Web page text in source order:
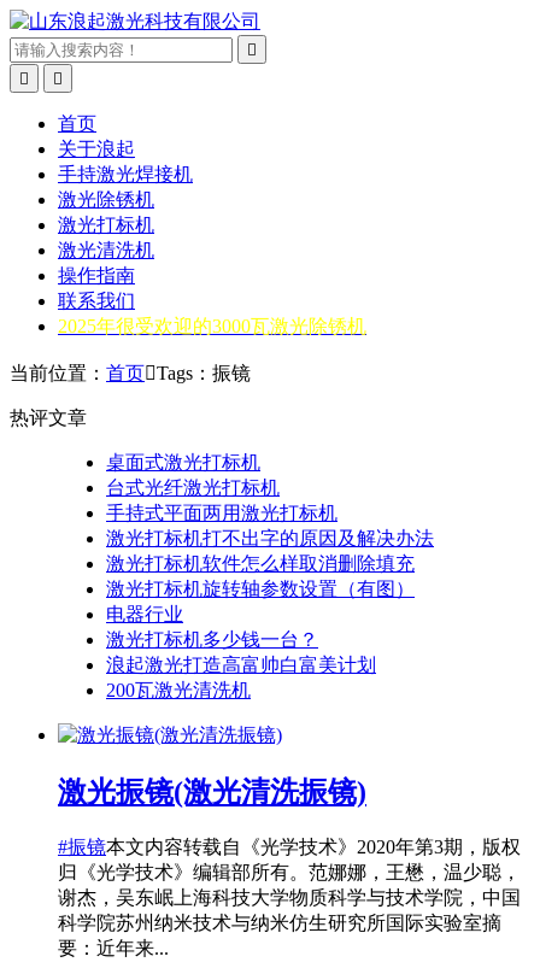



首页
关于浪起
手持激光焊接机
激光除锈机
激光打标机
激光清洗机
操作指南
联系我们
2025年很受欢迎的3000瓦激光除锈机
当前位置： 首页Tags：振镜
热评文章
桌面式激光打标机
台式光纤激光打标机
手持式平面两用激光打标机
激光打标机打不出字的原因及解决办法
激光打标机软件怎么样取消删除填充
激光打标机旋转轴参数设置（有图）
电器行业
激光打标机多少钱一台？
浪起激光打造高富帅白富美计划
200瓦激光清洗机
激光振镜(激光清洗振镜)
#振镜本文内容转载自《光学技术》2020年第3期，版权
归《光学技术》编辑部所有。范娜娜，王懋，温少聪，
谢杰，吴东岷上海科技大学物质科学与技术学院，中国
科学院苏州纳米技术与纳米仿生研究所国际实验室摘
要：近年来...